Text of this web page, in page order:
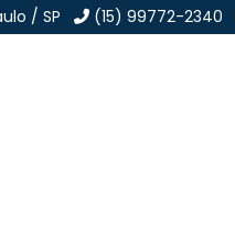
/ SP (15) 99772-2340
em Bairro